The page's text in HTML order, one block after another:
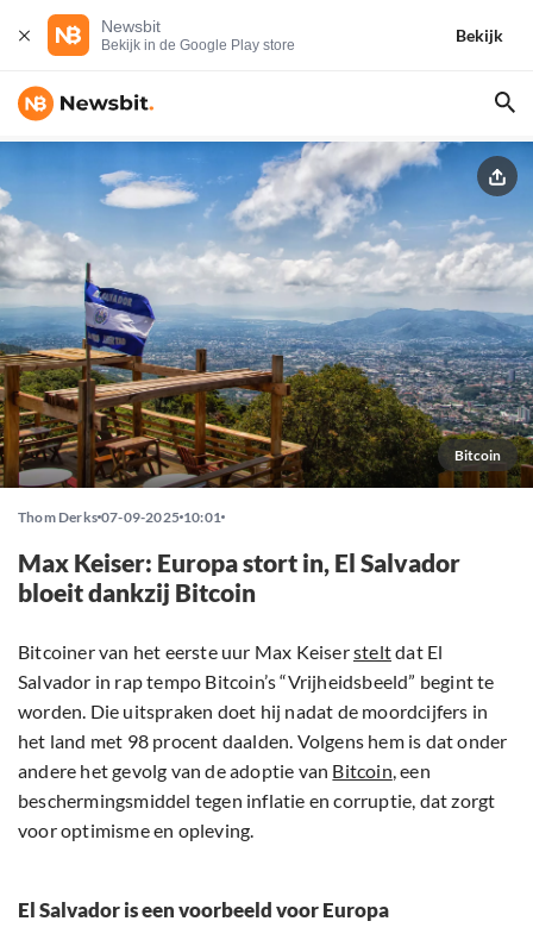
Newsbit
Bekijk in de Google Play store
Bekijk
Bitcoin
Thom Derks 07-09-2025 10:01
Max Keiser: Europa stort in, El Salvador
bloeit dankzij Bitcoin
Bitcoiner van het eerste uur Max Keisersteltdat El
Salvador in rap tempo Bitcoin’s “Vrijheidsbeeld” begint te
worden. Die uitspraken doet hij nadat de moordcijfers in
het land met 98 procent daalden. Volgens hem is dat onder
andere het gevolg van de adoptie van Bitcoin, een
beschermingsmiddel tegen inflatie en corruptie, dat zorgt
voor optimisme en opleving.
El Salvador is een voorbeeld voor Europa